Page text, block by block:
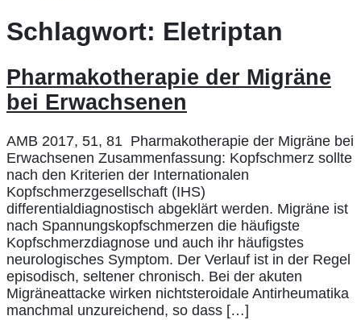
Schlagwort: Eletriptan
Pharmakotherapie der Migräne
bei Erwachsenen
AMB 2017, 51, 81 Pharmakotherapie der Migräne bei
Erwachsenen Zusammenfassung: Kopfschmerz sollte
nach den Kriterien der Internationalen
Kopfschmerzgesellschaft (IHS)
differentialdiagnostisch abgeklärt werden. Migräne ist
nach Spannungskopfschmerzen die häufigste
Kopfschmerzdiagnose und auch ihr häufigstes
neurologisches Symptom. Der Verlauf ist in der Regel
episodisch, seltener chronisch. Bei der akuten
Migräneattacke wirken nichtsteroidale Antirheumatika
manchmal unzureichend, so dass […]